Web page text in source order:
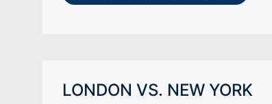
LONDON VS. NEW YORK
LONDON
VS.